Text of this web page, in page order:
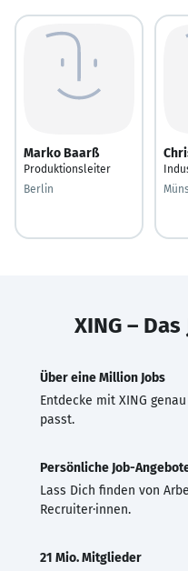
Marko Baarß
Produktionsleiter
Berlin
XING –
Über eine Million Jobs
Entdecke mit XING
passt.
Persönliche Job-
Lass Dich finden von
Recruiter·innen.
21 Mio. Mitglieder